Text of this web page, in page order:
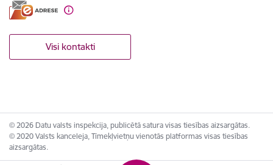
Visi kontakti
© 2026 Datu valsts inspekcija, publicētā satura visas tiesības aizsargātas.
© 2020 Valsts kanceleja, Tīmekļvietņu vienotās platformas visas tiesības
aizsargātas.